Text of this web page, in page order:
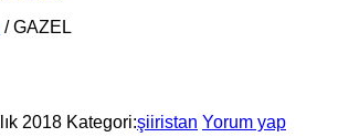
/GAZEL
2018 Kategori:şiiristan Yorum yap